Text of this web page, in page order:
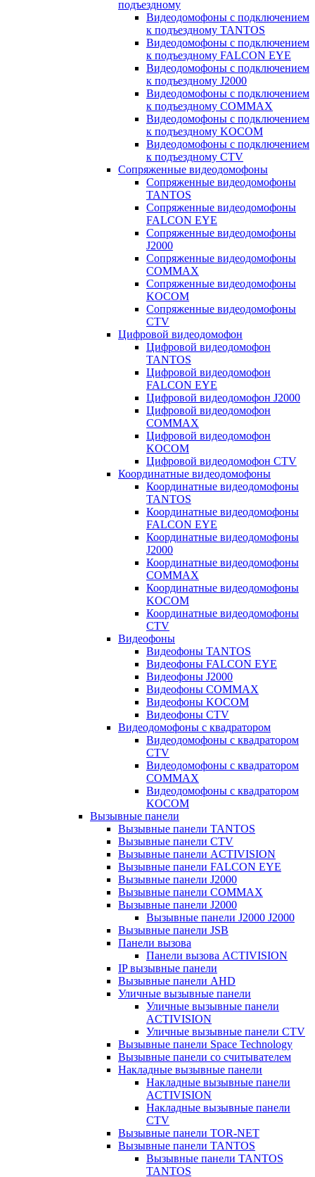
подъездному
Видеодомофоны с подключением
к подъездному TANTOS
Видеодомофоны с подключением
к подъездному FALCON EYE
Видеодомофоны с подключением
к подъездному J2000
Видеодомофоны с подключением
к подъездному COMMAX
Видеодомофоны с подключением
к подъездному KOCOM
Видеодомофоны с подключением
к подъездному CTV
Сопряженные видеодомофоны
Сопряженные видеодомофоны
TANTOS
Сопряженные видеодомофоны
FALCON EYE
Сопряженные видеодомофоны
J2000
Сопряженные видеодомофоны
COMMAX
Сопряженные видеодомофоны
KOCOM
Сопряженные видеодомофоны
CTV
Цифровой видеодомофон
Цифровой видеодомофон
TANTOS
Цифровой видеодомофон
FALCON EYE
Цифровой видеодомофон J2000
Цифровой видеодомофон
COMMAX
Цифровой видеодомофон
KOCOM
Цифровой видеодомофон CTV
Координатные видеодомофоны
Координатные видеодомофоны
TANTOS
Координатные видеодомофоны
FALCON EYE
Координатные видеодомофоны
J2000
Координатные видеодомофоны
COMMAX
Координатные видеодомофоны
KOCOM
Координатные видеодомофоны
CTV
Видеофоны
Видеофоны TANTOS
Видеофоны FALCON EYE
Видеофоны J2000
Видеофоны COMMAX
Видеофоны KOCOM
Видеофоны CTV
Видеодомофоны с квадратором
Видеодомофоны с квадратором
CTV
Видеодомофоны с квадратором
COMMAX
Видеодомофоны с квадратором
KOCOM
Вызывные панели
Вызывные панели TANTOS
Вызывные панели CTV
Вызывные панели ACTIVISION
Вызывные панели FALCON EYE
Вызывные панели J2000
Вызывные панели COMMAX
Вызывные панели J2000
Вызывные панели J2000 J2000
Вызывные панели JSB
Панели вызова
Панели вызова ACTIVISION
IP вызывные панели
Вызывные панели AHD
Уличные вызывные панели
Уличные вызывные панели
ACTIVISION
Уличные вызывные панели CTV
Вызывные панели Space Technology
Вызывные панели со считывателем
Накладные вызывные панели
Накладные вызывные панели
ACTIVISION
Накладные вызывные панели
CTV
Вызывные панели TOR-NET
Вызывные панели TANTOS
Вызывные панели TANTOS
TANTOS